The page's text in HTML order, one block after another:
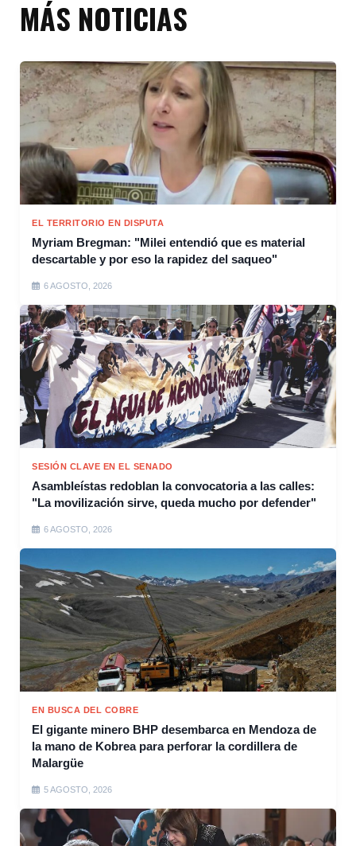
MÁS NOTICIAS
EL TERRITORIO EN DISPUTA
Myriam Bregman: "Milei entendió que es material
descartable y por eso la rapidez del saqueo"
6 AGOSTO, 2026
SESIÓN CLAVE EN EL SENADO
Asambleístas redoblan la convocatoria a las calles:
"La movilización sirve, queda mucho por defender"
6 AGOSTO, 2026
EN BUSCA DEL COBRE
El gigante minero BHP desembarca en Mendoza de
la mano de Kobrea para perforar la cordillera de
Malargüe
5 AGOSTO, 2026